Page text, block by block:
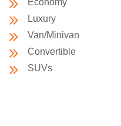
Luxury
Van/Minivan
Convertible
SUVs